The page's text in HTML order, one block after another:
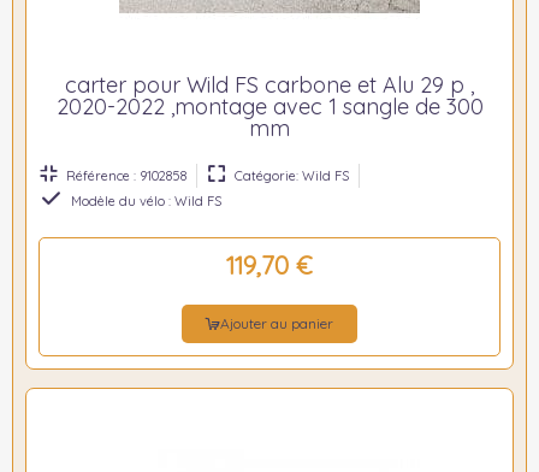
carter pour Wild FS carbone et Alu 29 p ,
2020-2022 ,montage avec 1 sangle de 300
mm
Référence : 9102858
Catégorie: Wild FS
Modèle du vélo : Wild FS
119,70 €
Ajouter au panier